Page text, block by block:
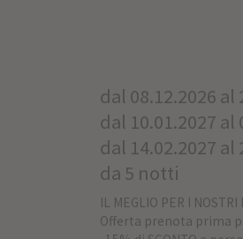
dal 08.12.2026 al
dal 10.01.2027 al
dal 14.02.2027 al
da 5 notti
IL MEGLIO PER I NOSTRI
Offerta prenota prima